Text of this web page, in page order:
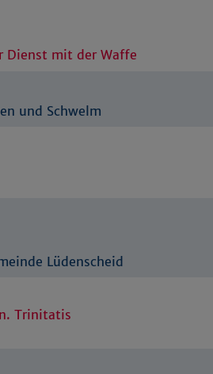
Dienst mit der Waffe
und Schwelm
Lüdenscheid
Trinitatis